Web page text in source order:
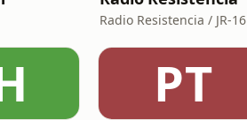
Radio Resistencia / JR-16
PT